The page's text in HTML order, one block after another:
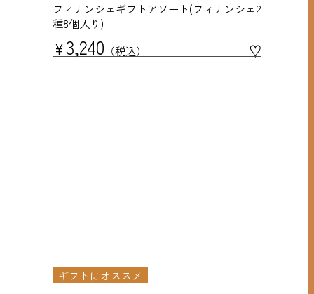
フィナンシェギフトアソート(フィナンシェ2
種8個入り)
¥3,240 税込 ♥
ギフトにオススメ